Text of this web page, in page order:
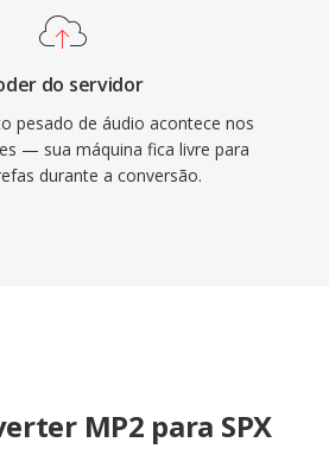
do servidor
pesado de áudio acontece nos
— sua máquina fica livre para
durante a conversão.
MP2 para SPX